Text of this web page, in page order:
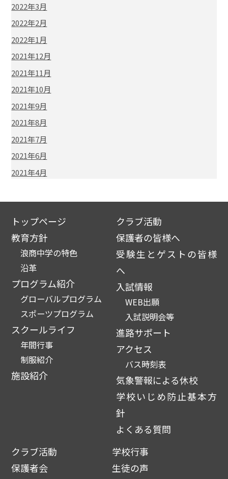
2022年3月
2022年2月
2022年1月
2021年12月
2021年11月
2021年10月
2021年9月
2021年8月
2021年7月
2021年6月
2021年4月
トップページ
教育方針
浪商中学の特色
沿革
プログラム紹介
グローバルプログラム
スポーツプログラム
スクールライフ
年間行事
制服紹介
施設紹介
クラブ活動
保護者の皆様へ
受験生とゲストの皆様
へ
入試情報
WEB出願
入試説明会等
進路サポート
アクセス
バス時刻表
気象警報による休校
学校いじめ防止基本方
針
よくある質問
クラブ活動
学校行事
保護者会
生徒の声